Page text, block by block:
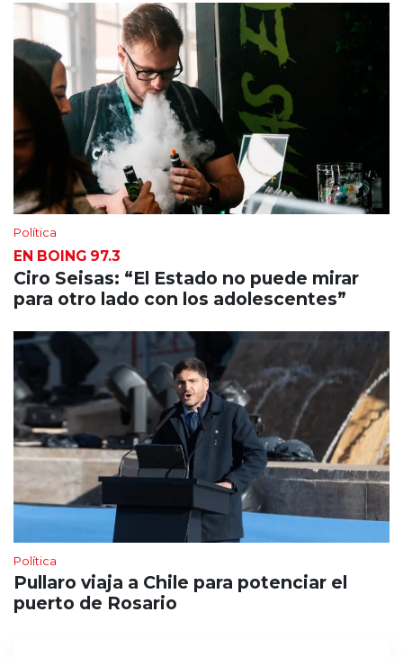
Política
EN BOING 97.3
Ciro Seisas: “El Estado no puede mirar
para otro lado con los adolescentes”
Política
Pullaro viaja a Chile para potenciar el
puerto de Rosario